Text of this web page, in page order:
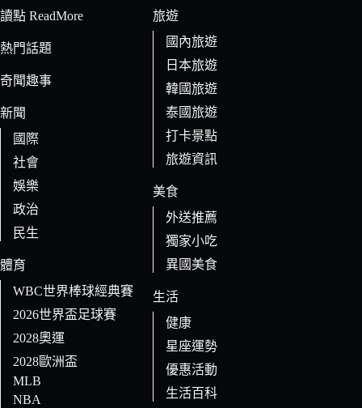
條
的
果
讀點 ReadMore
熱門話題
奇聞趣事
新聞
國際
社會
娛樂
政治
民生
體育
WBC世界棒球經典賽
2026世界盃足球賽
2028奧運
2028歐洲盃
MLB
NBA
旅遊
國內旅遊
日本旅遊
韓國旅遊
泰國旅遊
打卡景點
旅遊資訊
美食
外送推薦
獨家小吃
異國美食
生活
健康
星座運勢
優惠活動
生活百科